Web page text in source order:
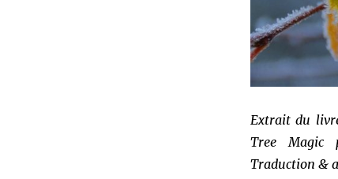
Extrait du
Tree Magic
Traduction &